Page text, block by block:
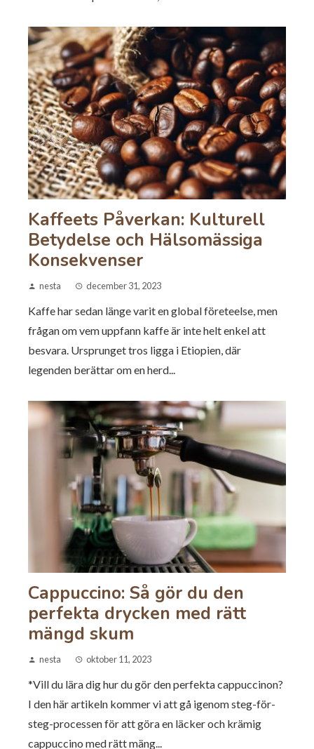
Kaffeets Påverkan: Kulturell
Betydelse och Hälsomässiga
Konsekvenser
nesta december 31, 2023
Kaffe har sedan länge varit en global företeelse, men
frågan om vem uppfann kaffe är inte helt enkel att
besvara. Ursprunget tros ligga i Etiopien, där
legenden berättar om en herd...
Cappuccino: Så gör du den
perfekta drycken med rätt
mängd skum
nesta oktober 11, 2023
*Vill du lära dig hur du gör den perfekta cappuccinon?
I den här artikeln kommer vi att gå igenom steg-för-
steg-processen för att göra en läcker och krämig
cappuccino med rätt mäng...